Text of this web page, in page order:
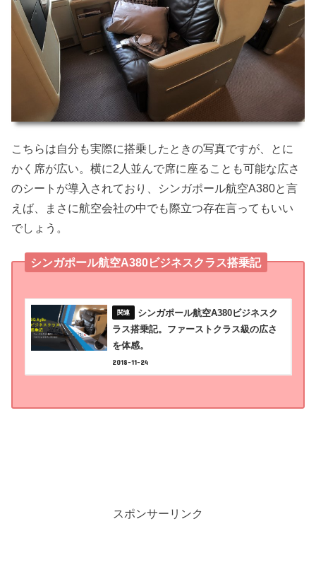
こちらは自分も実際に搭乗したときの写真ですが、とに
かく席が広い。横に2人並んで席に座ることも可能な広さ
のシートが導入されており、シンガポール航空A380と言
えば、まさに航空会社の中でも際立つ存在言ってもいい
でしょう。
シンガポール航空A380ビジネスクラス搭乗記
シンガポール航空A380ビジネスク
ラス搭乗記。ファーストクラス級の広さ
を体感。
2018-11-24
スポンサーリンク